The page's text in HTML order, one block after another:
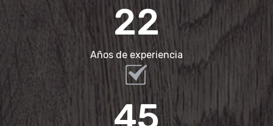
22
Años de experiencia
45